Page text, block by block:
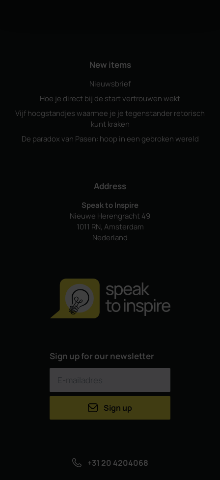
New items
Nieuwsbrief
Hoe je direct bij de start vertrouwen wekt
Vijf hoogstandjes waarmee je je tegenstander retorisch
kunt kraken
De paradox van Pasen: hoop in een gebroken wereld
Address
Speak to Inspire
Nieuwe Herengracht 49
1011 RN, Amsterdam
Nederland
Sign up for our newsletter
Sign up
+31 20 4204068